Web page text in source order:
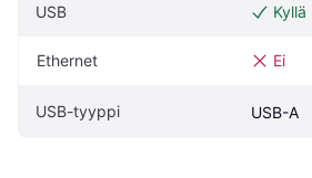
USB Kyllä
Ethernet Ei
USB-tyyppi USB-A